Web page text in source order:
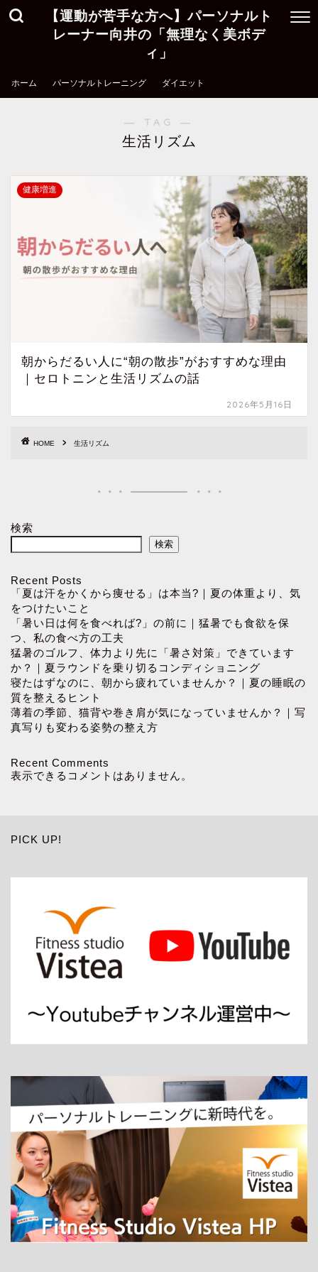
【運動が苦手な方へ】パーソナルト
レーナー向井の「無理なく美ボデ
ィ」
ホーム パーソナルトレーニング ダイエット
― TAG ―
生活リズム
健康増進
朝からだるい人に“朝の散歩”がおすすめな理由
｜セロトニンと生活リズムの話
2026年5月16日
HOME 生活リズム
検索
検索
Recent Posts
「夏は汗をかくから痩せる」は本当?｜夏の体重より、気
をつけたいこと
「暑い日は何を食べれば?」の前に｜猛暑でも食欲を保
つ、私の食べ方の工夫
猛暑のゴルフ、体力より先に「暑さ対策」できています
か？｜夏ラウンドを乗り切るコンディショニング
寝たはずなのに、朝から疲れていませんか？｜夏の睡眠の
質を整えるヒント
薄着の季節、猫背や巻き肩が気になっていませんか？｜写
真写りも変わる姿勢の整え方
Recent Comments
表示できるコメントはありません。
PICK UP!
ホーム
パーソナルトレーニング
ダイエット